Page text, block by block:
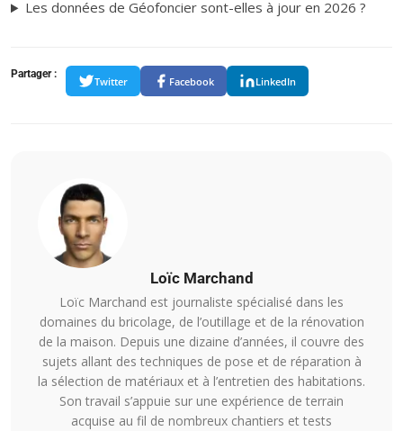
Les données de Géofoncier sont-elles à jour en 2026 ?
Partager :
Twitter Facebook LinkedIn
Loïc Marchand
Loïc Marchand est journaliste spécialisé dans les
domaines du bricolage, de l’outillage et de la rénovation
de la maison. Depuis une dizaine d’années, il couvre des
sujets allant des techniques de pose et de réparation à
la sélection de matériaux et à l’entretien des habitations.
Son travail s’appuie sur une expérience de terrain
acquise au fil de nombreux chantiers et tests